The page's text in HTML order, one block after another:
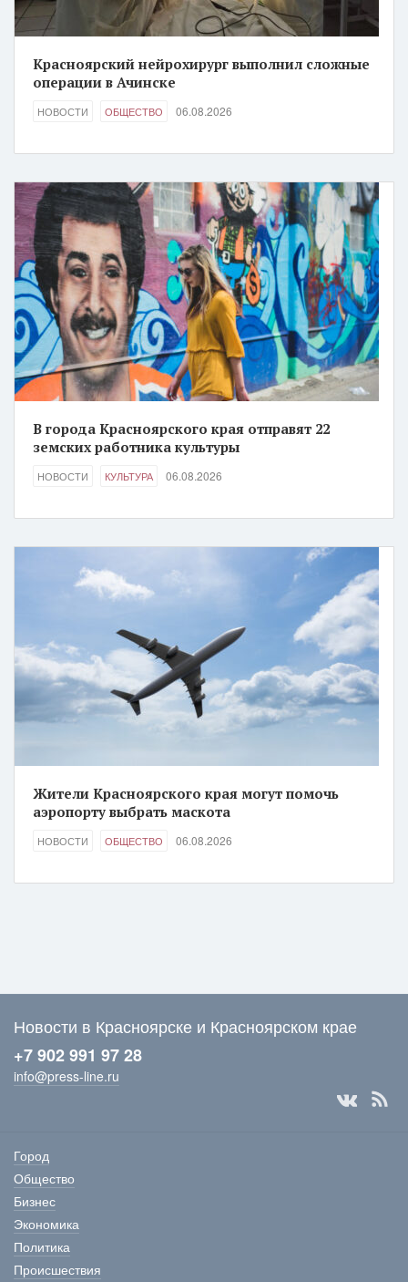
Красноярский нейрохирург выполнил сложные
операции в Ачинске
НОВОСТИ ОБЩЕСТВО 06.08.2026
В города Красноярского края отправят 22
земских работника культуры
НОВОСТИ КУЛЬТУРА 06.08.2026
Жители Красноярского края могут помочь
аэропорту выбрать маскота
НОВОСТИ ОБЩЕСТВО 06.08.2026
Новости в Красноярске и Красноярском крае
+7 902 991 97 28
info@press-line.ru
Город
Общество
Бизнес
Экономика
Политика
Происшествия